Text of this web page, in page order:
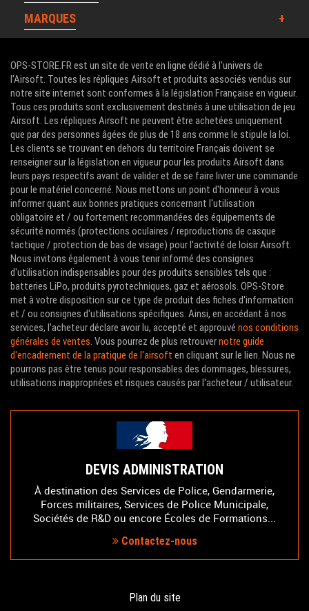
MARQUES
OPS-STORE.FR est un site de vente en ligne dédié à l'univers de
l'Airsoft. Toutes les répliques Airsoft et produits associés vendus sur
notre site internet sont conformes à la législation Française en vigueur.
Tous ces produits sont exclusivement destinés à une utilisation de jeu
Airsoft. Les répliques Airsoft ne peuvent être achetées uniquement
que par des personnes âgées de plus de 18 ans comme le stipule la loi.
Les clients se trouvant en dehors du territoire Français doivent se
renseigner sur la législation en vigueur pour les produits Airsoft dans
leurs pays respectifs avant de valider et de se faire livrer une commande
pour le matériel concerné. Nous mettons un point d'honneur à vous
informer quant aux bonnes pratiques concernant l'utilisation
obligatoire et / ou fortement recommandées des équipements de
sécurité normés (protections oculaires / reproductions de casque
tactique / protection de bas de visage) pour l'activité de loisir Airsoft.
Nous invitons également à vous tenir informé des consignes
d'utilisation indispensables pour des produits sensibles tels que :
batteries LiPo, produits pyrotechniques, gaz et aérosols. OPS-Store
met à votre disposition sur ce type de produit des fiches d'information
et / ou consignes d'utilisations spécifiques. Ainsi, en accédant à nos
services, l'acheteur déclare avoir lu, accepté et approuvé nos conditions
générales de ventes. Vous pourrez de plus retrouvernotre guide
d'encadrement de la pratique de l'airsoft en cliquant sur le lien. Nous ne
pourrons pas être tenus pour responsables des dommages, blessures,
utilisations inappropriées et risques causés par l'acheteur / utilisateur.
DEVIS ADMINISTRATION
À destination des Services de Police, Gendarmerie,
Forces militaires, Services de Police Municipale,
Sociétés de R&D ou encore Écoles de Formations...
Contactez-nous
Plan du site